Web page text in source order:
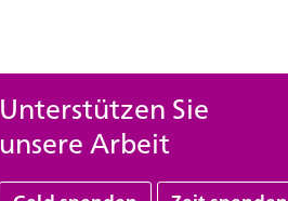
Unterstützen Sie
unsere Arbeit